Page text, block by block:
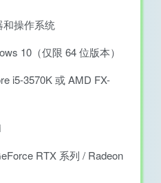
和操作系统
10（仅限 64 位版本）
i5-3570K 或 AMD FX-
RTX 系列 / Radeon